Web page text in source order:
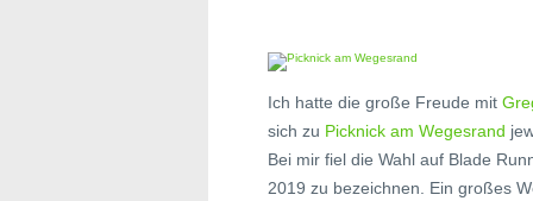
Ich hatte die große Freude mit
sich zu Picknick am Wegesrand
Bei mir fiel die Wahl auf Blade
2019 zu bezeichnen. Ein großes